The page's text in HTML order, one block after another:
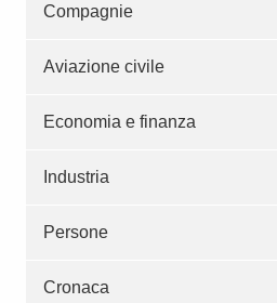
Compagnie
Aviazione civile
Economia e finanza
Industria
Persone
Cronaca